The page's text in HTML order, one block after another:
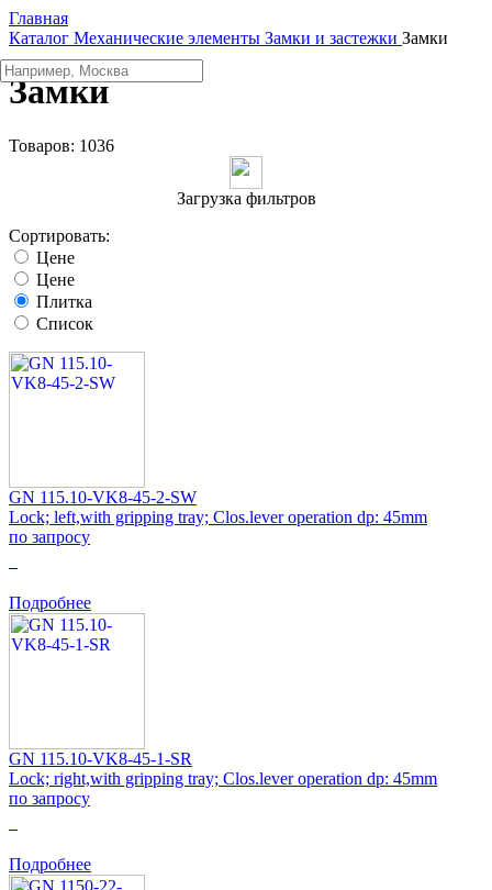
Главная
Каталог Механические элементы Замки и застежки Замки
Замки
Товаров: 1036
Загрузка фильтров
Сортировать:
Цене
Цене
Плитка
Список
GN 115.10-VK8-45-2-SW
Lock; left,with gripping tray; Clos.lever operation dp: 45mm
по запросу
Подробнее
GN 115.10-VK8-45-1-SR
Lock; right,with gripping tray; Clos.lever operation dp: 45mm
по запросу
Подробнее